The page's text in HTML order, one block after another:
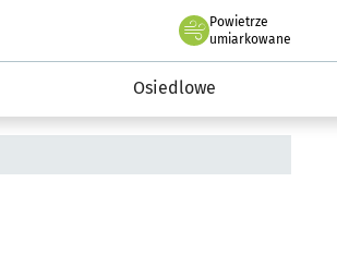
inwestycje 2019-2032
Powietrze
we Wrocławiu
umiarkowane
Osiedlowe